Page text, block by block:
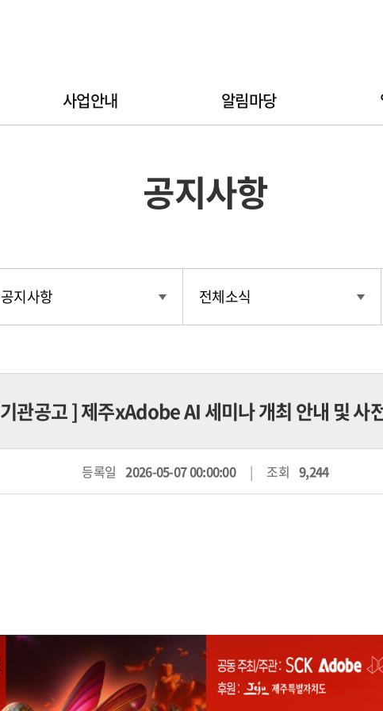
사업안내 알림마당
공지사항
공지사항 전체소식
기관공고] 제주xAdobe AI 세미나 개최 안내 및 사
등록일 2026-05-07 00:00:00 조회 9,244